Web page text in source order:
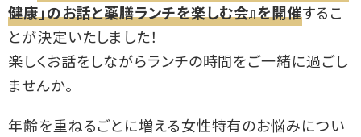
健康」のお話と薬膳ランチを楽しむ会』を開催するこ
とが決定いたしました！
楽しくお話をしながらランチの時間をご一緒に過ごし
ませんか。
年齢を重ねるごとに増える女性特有のお悩みについ